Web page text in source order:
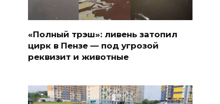
«Полный трэш»: ливень затопил
цирк в Пензе — под угрозой
реквизит и животные